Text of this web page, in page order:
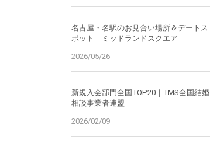
名古屋・名駅のお見合い場所＆デートス
ポット｜ミッドランドスクエア
2026/05/26
新規入会部門全国TOP20｜TMS全国結婚
相談事業者連盟
2026/02/09